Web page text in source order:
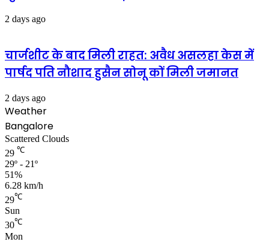
2 days ago
चार्जशीट के बाद मिली राहत: अवैध असलहा केस में
पार्षद पति नौशाद हुसैन सोनू कों मिली जमानत
2 days ago
Weather
Bangalore
Scattered Clouds
29 ℃
29º - 21º
51%
6.28 km/h
29℃
Sun
30℃
Mon